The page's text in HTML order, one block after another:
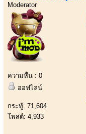
Moderator
ความหื่น : 0
ออฟไลน์
กระทู้: 71,604
โพสต์: 4,933